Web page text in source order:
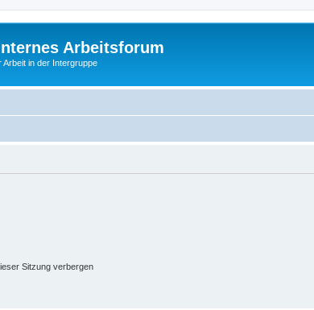
Arbeitsforum
Arbeit in der Intergruppe
Sitzung verbergen